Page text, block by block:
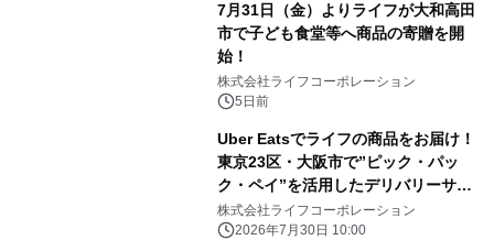
7月31日（金）よりライフが大和高田
市で子ども食堂等へ商品の寄贈を開
始！
株式会社ライフコーポレーション
5日前
Uber Eatsでライフの商品をお届け！
東京23区・大阪市で”ピック・パッ
ク・ペイ”を活用したデリバリーサー
ビスを開始
株式会社ライフコーポレーション
2026年7月30日 10:00